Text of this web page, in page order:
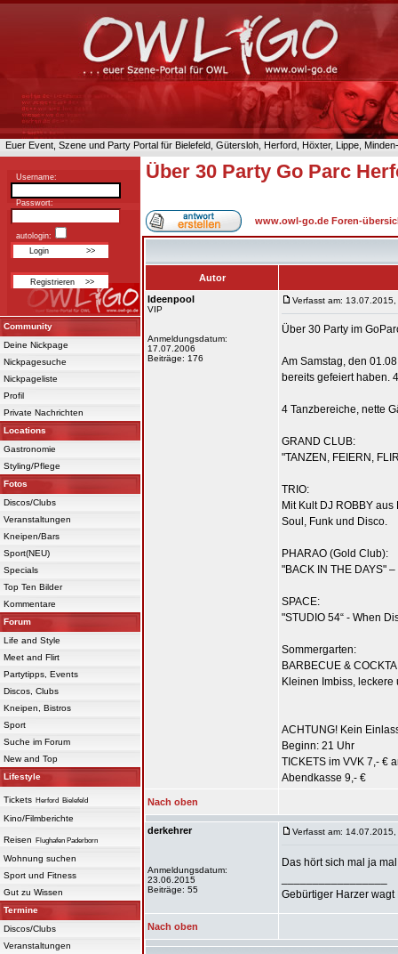
Euer Event, Szene und Party Portal für Bielefeld, Gütersloh, Herford, Höxter, Lippe,
Username:
Passwort:
autologin:
Community
Deine Nickpage
Nickpagesuche
Nickpageliste
Profil
Private Nachrichten
Locations
Gastronomie
Styling/Pflege
Fotos
Discos/Clubs
Veranstaltungen
Kneipen/Bars
Sport(NEU)
Specials
Top Ten Bilder
Kommentare
Forum
Life and Style
Meet and Flirt
Partytipps, Events
Discos, Clubs
Kneipen, Bistros
Sport
Suche im Forum
New and Top
Lifestyle
Tickets Herford Bielefeld
Kino/Filmberichte
Reisen Flughafen Paderborn
Wohnung suchen
Sport und Fitness
Gut zu Wissen
Termine
Discos/Clubs
Veranstaltungen
Über 30 Party Go Parc
www.owl-go.de Foren-
Autor
Ideenpool
VIP
Anmeldungsdatum:
17.07.2006
Beiträge: 176
Verfasst am:
Über 30 Party im
Am Samstag, den
bereits gefeiert haben.
4 Tanzbereiche, nette
GRAND CLUB:
"TANZEN, FEIERN,
TRIO:
Mit Kult DJ ROBBY
Soul, Funk und Disco.
PHARAO (Gold Club):
"BACK IN THE DAYS"
SPACE:
"STUDIO 54“ - When
Sommergarten:
BARBECUE &
Kleinen Imbiss,
ACHTUNG! Kein
Beginn: 21 Uhr
TICKETS im VVK 7,- €
Abendkasse 9,- €
Nach oben
derkehrer
Anmeldungsdatum:
23.06.2015
Beiträge: 55
Verfasst am:
Das hört sich mal ja
Gebürtiger Harzer
Nach oben